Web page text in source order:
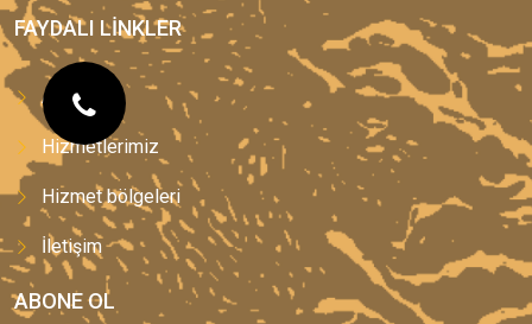
FAYDALI LINKLER
Anasayfa
Hizmetlerimiz
Hizmet bölgeleri
İletişim
ABONE OL